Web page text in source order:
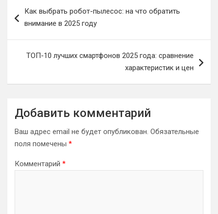
по
Как выбрать робот-пылесос: на что обратить
внимание в 2025 году
ТОП-10 лучших смартфонов 2025 года: сравнение
характеристик и цен
Добавить комментарий
Ваш адрес email не будет опубликован. Обязательные
поля помечены *
Комментарий *